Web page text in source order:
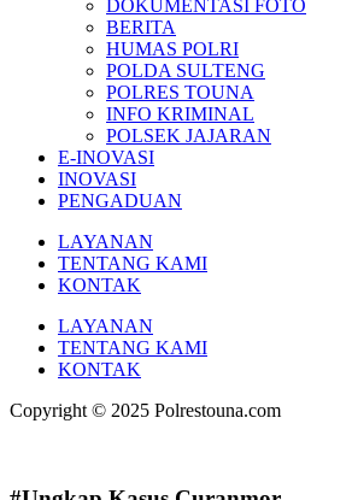
DOKUMENTASI FOTO
BERITA
HUMAS POLRI
POLDA SULTENG
POLRES TOUNA
INFO KRIMINAL
POLSEK JAJARAN
E-INOVASI
INOVASI
PENGADUAN
LAYANAN
TENTANG KAMI
KONTAK
LAYANAN
TENTANG KAMI
KONTAK
Copyright © 2025 Polrestouna.com